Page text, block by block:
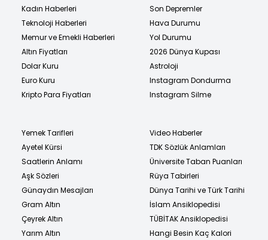
Kadın Haberleri
Teknoloji Haberleri
Memur ve Emekli Haberleri
Altın Fiyatları
Dolar Kuru
Euro Kuru
Kripto Para Fiyatları
Son Depremler
Hava Durumu
Yol Durumu
2026 Dünya Kupası
Astroloji
Instagram Dondurma
Instagram Silme
Yemek Tarifleri
Ayetel Kürsi
Saatlerin Anlamı
Aşk Sözleri
Günaydın Mesajları
Gram Altın
Çeyrek Altın
Yarım Altın
Video Haberler
TDK Sözlük Anlamları
Üniversite Taban Puanları
Rüya Tabirleri
Dünya Tarihi ve Türk Tarihi
İslam Ansiklopedisi
TÜBİTAK Ansiklopedisi
Hangi Besin Kaç Kalori